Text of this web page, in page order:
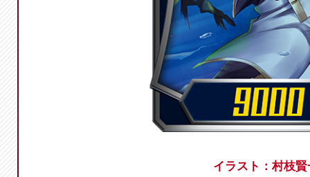
イラスト：村枝賢